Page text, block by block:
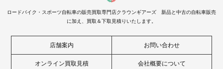
ロードバイク・スポーツ自転車の販売買取専門店クラウンギアーズ 新品と中古の自転車販売
に加え、買取＆下取見積りいたします。
店舗案内 お問い合わせ
オンライン買取見積 会社概要について